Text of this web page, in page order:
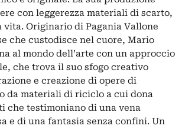
con leggerezza materiali di scarto,
vita. Originario di Pagania Vallone
che custodisce nel cuore, Mario
al mondo dell’arte con un approccio
che trova il suo sfogo creativo
e creazione di opere di
da materiali di riciclo a cui dona
che testimoniano di una vena
e di una fantasia senza confini. Un